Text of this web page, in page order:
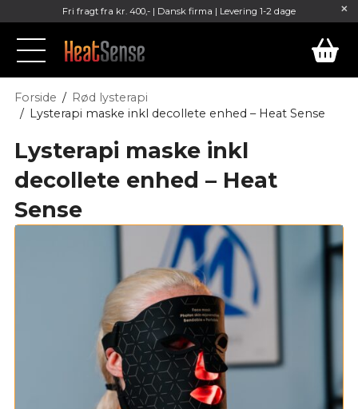
Fri fragt fra kr. 400,- | Dansk firma | Levering 1-2 dage
Forside
Rød lysterapi
Lysterapi maske inkl decollete enhed – Heat Sense
Lysterapi maske inkl
decollete enhed – Heat
Sense